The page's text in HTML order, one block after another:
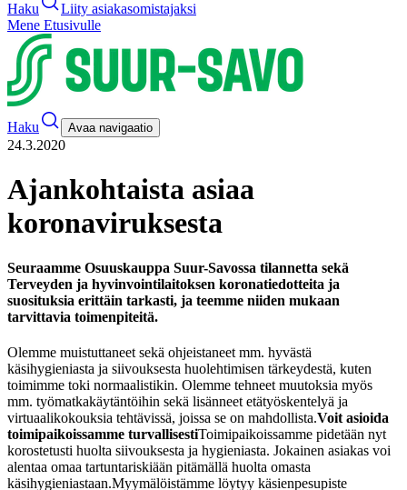
Haku
Liity asiakasomistajaksi
Mene Etusivulle
Haku Avaa navigaatio
24.3.2020
Ajankohtaista asiaa
koronaviruksesta
Seuraamme Osuuskauppa Suur-Savossa tilannetta sekä
Terveyden ja hyvinvointilaitoksen koronatiedotteita ja
suosituksia erittäin tarkasti, ja teemme niiden mukaan
tarvittavia toimenpiteitä.
Olemme muistuttaneet sekä ohjeistaneet mm. hyvästä
käsihygieniasta ja siivouksesta huolehtimisen tärkeydestä, kuten
toimimme toki normaalistikin. Olemme tehneet muutoksia myös
mm. työmatkakäytäntöihin sekä lisänneet etätyöskentelyä ja
virtuaalikokouksia tehtävissä, joissa se on mahdollista.Voit asioida
toimipaikoissamme turvallisestiToimipaikoissamme pidetään nyt
korostetusti huolta siivouksesta ja hygieniasta. Jokainen asiakas voi
alentaa omaa tartuntariskiään pitämällä huolta omasta
käsihygieniastaan.Myymälöistämme löytyy käsienpesupiste